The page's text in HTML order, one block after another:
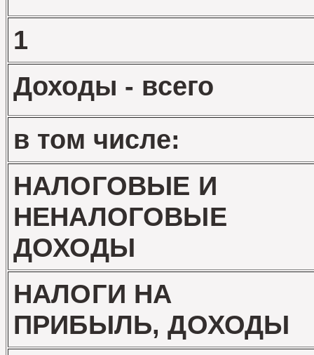
1
Доходы - всего
в том числе:
НАЛОГОВЫЕ И
НЕНАЛОГОВЫЕ
ДОХОДЫ
НАЛОГИ НА
ПРИБЫЛЬ, ДОХОДЫ